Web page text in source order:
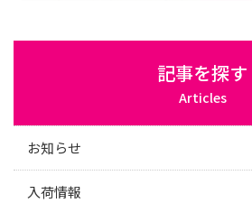
記事を探す
Articles
お知らせ
入荷情報